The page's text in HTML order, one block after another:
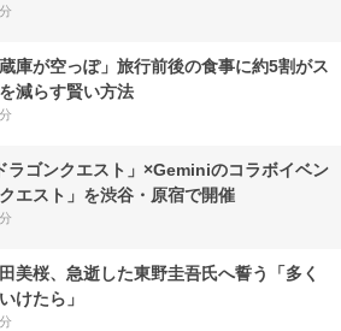
蔵庫が空っぽ」旅行前後の食事に約5割がス
減らす賢い方法
ゴンクエスト」×Geminiのコラボイベン
エスト」を渋谷・原宿で開催
美桜、急逝した東野圭吾氏へ誓う「多く
けたら」